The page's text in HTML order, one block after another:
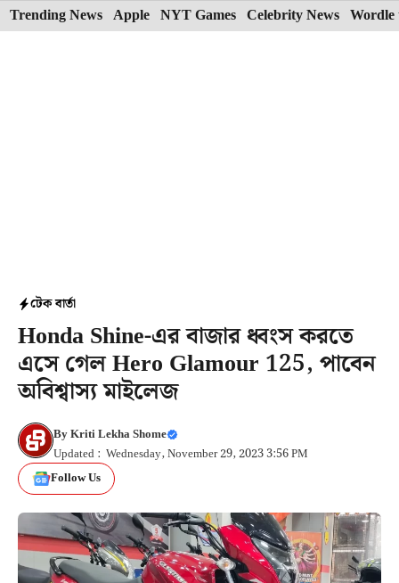
Skip
to
Trending News Apple NYT Games Celebrity News Wordle
টেক বার্তা
Honda Shine-এর বাজার ধ্বংস করতে
এসে গেল Hero Glamour 125, পাবেন
অবিশ্বাস্য মাইলেজ
ByKriti Lekha Shome
Updated : Wednesday, November 29, 2023 3:56 PM
Follow Us